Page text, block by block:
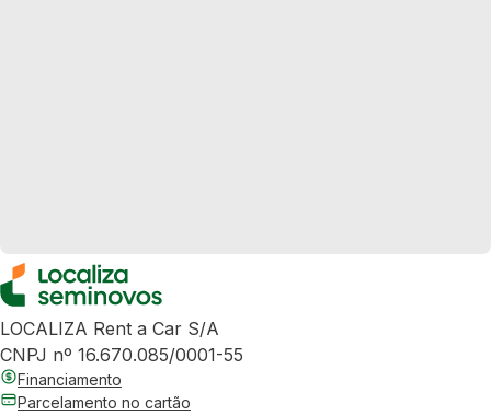
LOCALIZA Rent a Car S/A
CNPJ nº 16.670.085/0001-55
Financiamento
Parcelamento no cartão